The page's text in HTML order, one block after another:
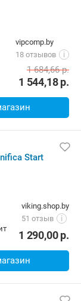
vipcomp.by
18 отзывов
i
1 544,18р.
1 684,66р.
Start
viking.shop.by
51 отзыв
i
1 290,00р.